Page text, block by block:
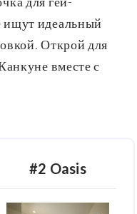
ищут идеальный
Открой для
вместе с
#2 Oasis